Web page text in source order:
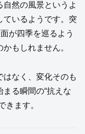
然の風景というよ
ているようです。突
が四季を巡るよう
もしれません。
はなく、変化そのも
る瞬間の“抗えな
きます。